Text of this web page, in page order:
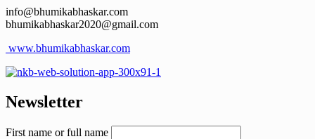
info@bhumikabhaskar.com
bhumikabhaskar2020@gmail.com
www.bhumikabhaskar.com
Newsletter
First name or full name